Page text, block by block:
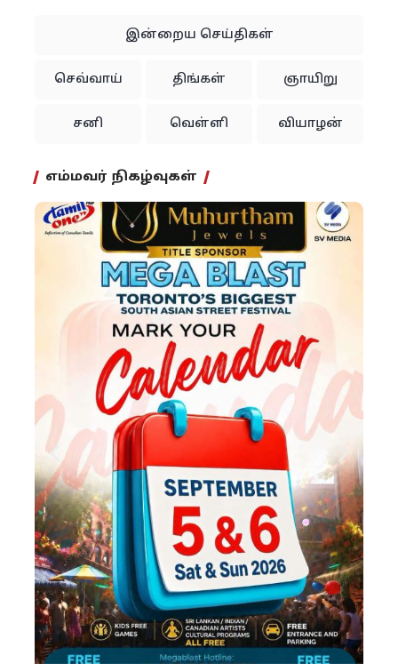
இன்றைய செய்திகள்
செவ்வாய் திங்கள் ஞாயிறு
சனி வெள்ளி வியாழன்
எம்மவர் நிகழ்வுகள்